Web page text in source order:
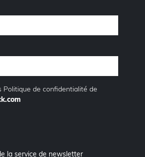
Politique de confidentialité de
la service de newsletter